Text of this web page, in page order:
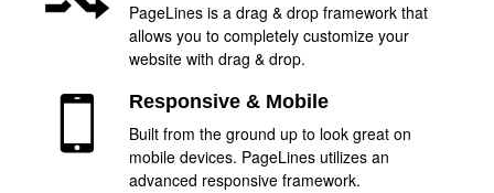
Paysages réunionnais
Oiseaux de l’Océan Indien
PageLines is a drag & drop framework that
allows you to completely customize your
website with drag & drop.
Responsive & Mobile
Built from the ground up to look great on
mobile devices. PageLines utilizes an
advanced responsive framework.